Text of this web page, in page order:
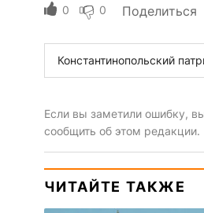
0 0 Поделиться
Константинопольский
Если вы заметили ошибку,
сообщить об этом редакции.
ЧИТАЙТЕ ТАКЖЕ